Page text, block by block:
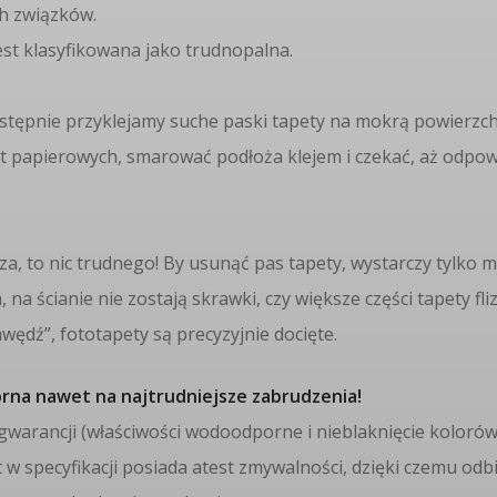
związków.
klasyfikowana jako trudnopalna.
przyklejamy suche paski tapety na mokrą
smarować podłoża klejem i czekać, aż
to nic trudnego! By usunąć pas tapety, wystarczy tylko
ścianie nie zostają skrawki, czy większe części tapety
fototapety są precyzyjnie docięte.
nawet na najtrudniejsze zabrudzenia!
(właściwości wodoodporne i nieblaknięcie
specyfikacji posiada atest zmywalności, dzięki czemu